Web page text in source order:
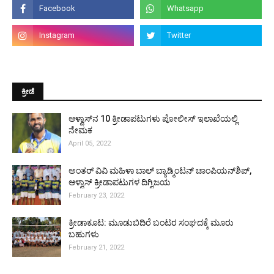
ಕ್ರೀಡೆ
ಆಳ್ವಾಸ್‌ನ 10 ಕ್ರೀಡಾಪಟುಗಳು ಪೋಲೀಸ್ ಇಲಾಖೆಯಲ್ಲಿ
ನೇಮಕ
April 05, 2022
ಅಂತರ್ ವಿವಿ ಮಹಿಳಾ ಬಾಲ್ ಬ್ಯಾಡ್ಮಿಂಟನ್ ಚಾಂಪಿಯನ್‌ಶಿಪ್,
ಆಳ್ವಾಸ್ ಕ್ರೀಡಾಪಟುಗಳ ದಿಗ್ವಿಜಯ
February 23, 2022
ಕ್ರೀಡಾಕೂಟ: ಮೂಡುಬಿದಿರೆ ಬಂಟರ ಸಂಘದಕ್ಕೆ ಮೂರು
ಬಹುಗಳು
February 21, 2022